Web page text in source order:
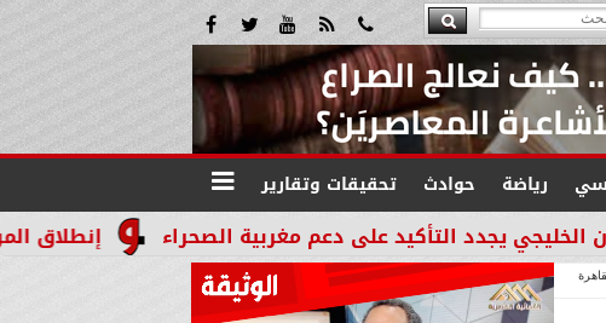
رياضة حوادث تحقيقات وتقارير
إنطلاق المرحله الثالثة بالموجة 29 لإسترداد أملاك على دعم مغربية الصحراء